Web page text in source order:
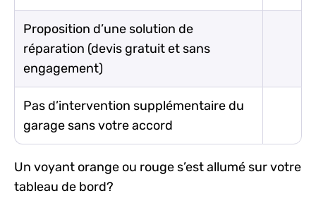
Proposition d’une solution de
réparation (devis gratuit et sans
engagement)
Pas d’intervention supplémentaire du
garage sans votre accord
Un voyant orange ou rouge s’est allumé sur votre
tableau de bord?